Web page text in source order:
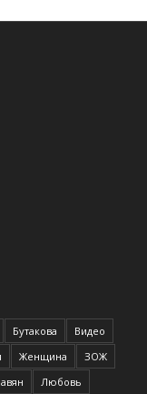
Бутакова
Видео
Женщина
ЗОЖ
Любовь